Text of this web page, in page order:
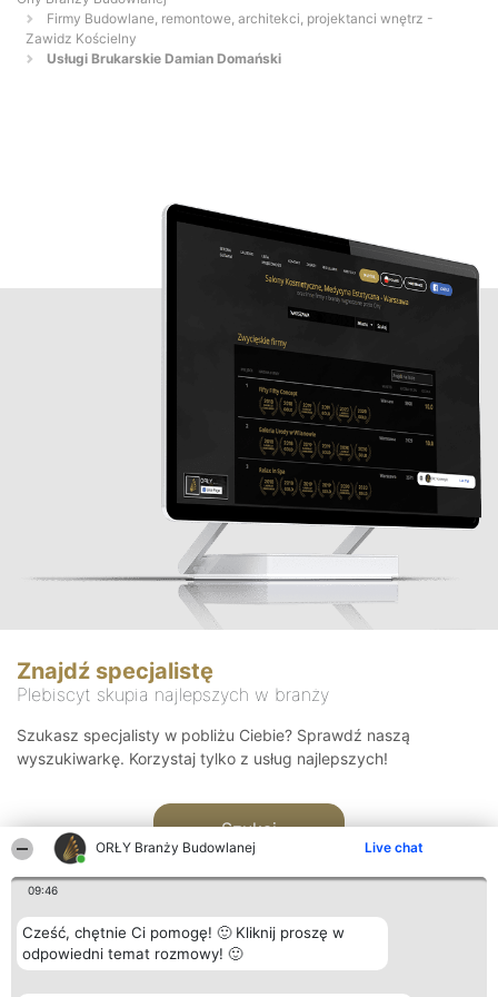
ORŁY Branży Budowlanej Live chat
09:46
Cześć, chętnie Ci pomogę! 🙂 Kliknij proszę w
odpowiedni temat rozmowy! 🙂
Firmy Budowlane, remontowe, architekci, projektanci wnętrz -
Zawidz Kościelny
Usługi Brukarskie Damian Domański
Znajdź specjalistę
Plebiscyt skupia najlepszych w branży
Szukasz specjalisty w pobliżu Ciebie? Sprawdź naszą
wyszukiwarkę. Korzystaj tylko z usług najlepszych!
Szukaj
Organizator plebiscytu Plebiscyt Kontakt